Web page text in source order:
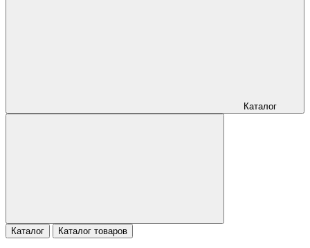
Каталог
Каталог Каталог товаров